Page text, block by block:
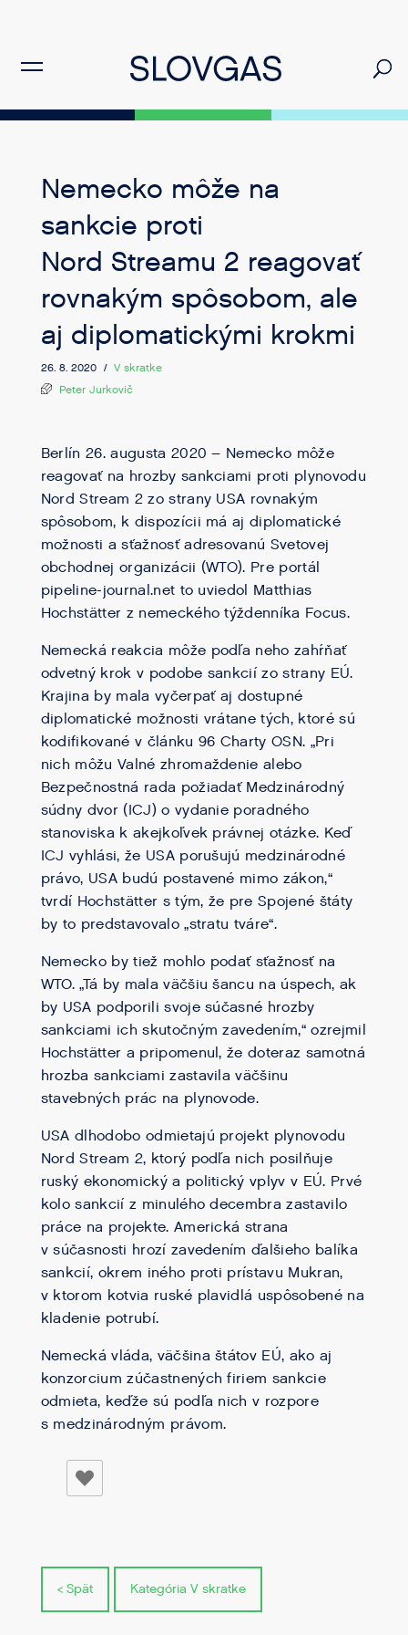
Nemecko môže na
sankcie proti
Nord Streamu 2 reagovať
rovnakým spôsobom, ale
aj diplomatickými krokmi
26. 8. 2020 / V skratke
Peter Jurkovič
Berlín 26. augusta 2020 – Nemecko môže
reagovať na hrozby sankciami proti plynovodu
Nord Stream 2 zo strany USA rovnakým
spôsobom, k dispozícii má aj diplomatické
možnosti a sťažnosť adresovanú Svetovej
obchodnej organizácii (WTO). Pre portál
pipeline-journal.net to uviedol Matthias
Hochstätter z nemeckého týždenníka Focus.
Nemecká reakcia môže podľa neho zahŕňať
odvetný krok v podobe sankcií zo strany EÚ.
Krajina by mala vyčerpať aj dostupné
diplomatické možnosti vrátane tých, ktoré sú
kodifikované v článku 96 Charty OSN. „Pri
nich môžu Valné zhromaždenie alebo
Bezpečnostná rada požiadať Medzinárodný
súdny dvor (ICJ) o vydanie poradného
stanoviska k akejkoľvek právnej otázke. Keď
ICJ vyhlási, že USA porušujú medzinárodné
právo, USA budú postavené mimo zákon,“
tvrdí Hochstätter s tým, že pre Spojené štáty
by to predstavovalo „stratu tváre“.
Nemecko by tiež mohlo podať sťažnosť na
WTO. „Tá by mala väčšiu šancu na úspech, ak
by USA podporili svoje súčasné hrozby
sankciami ich skutočným zavedením,“ ozrejmil
Hochstätter a pripomenul, že doteraz samotná
hrozba sankciami zastavila väčšinu
stavebných prác na plynovode.
USA dlhodobo odmietajú projekt plynovodu
Nord Stream 2, ktorý podľa nich posilňuje
ruský ekonomický a politický vplyv v EÚ. Prvé
kolo sankcií z minulého decembra zastavilo
práce na projekte. Americká strana
v súčasnosti hrozí zavedením ďalšieho balíka
sankcií, okrem iného proti prístavu Mukran,
v ktorom kotvia ruské plavidlá uspôsobené na
kladenie potrubí.
Nemecká vláda, väčšina štátov EÚ, ako aj
konzorcium zúčastnených firiem sankcie
odmieta, keďže sú podľa nich v rozpore
s medzinárodným právom.
< Spät Kategória V skratke